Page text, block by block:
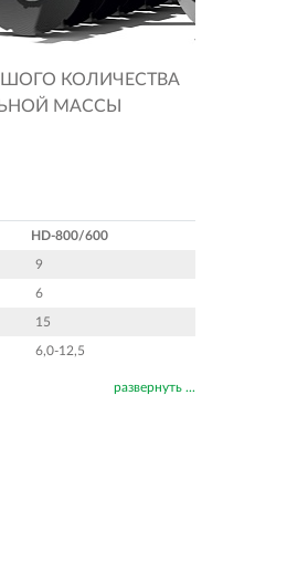
КОЛИЧЕСТВА
МАССЫ
HD-800/600
9
6
15
6,0-12,5
развернуть ...